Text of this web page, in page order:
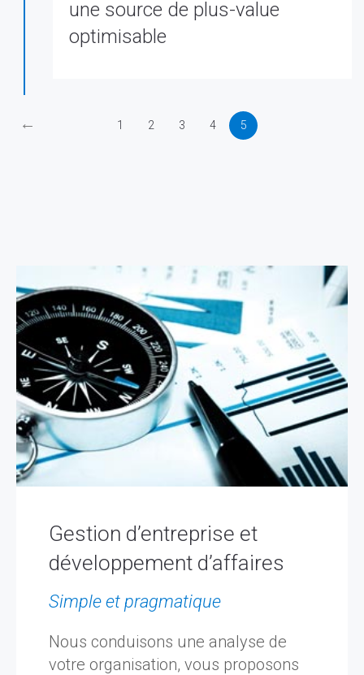
une source de plus-value
optimisable
← 1 2 3 4 5
Gestion d’entreprise et
développement d’affaires
Simple et pragmatique
Nous conduisons une analyse de
votre organisation, vous proposons